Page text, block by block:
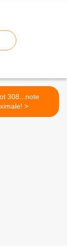
308...note
maximale! >